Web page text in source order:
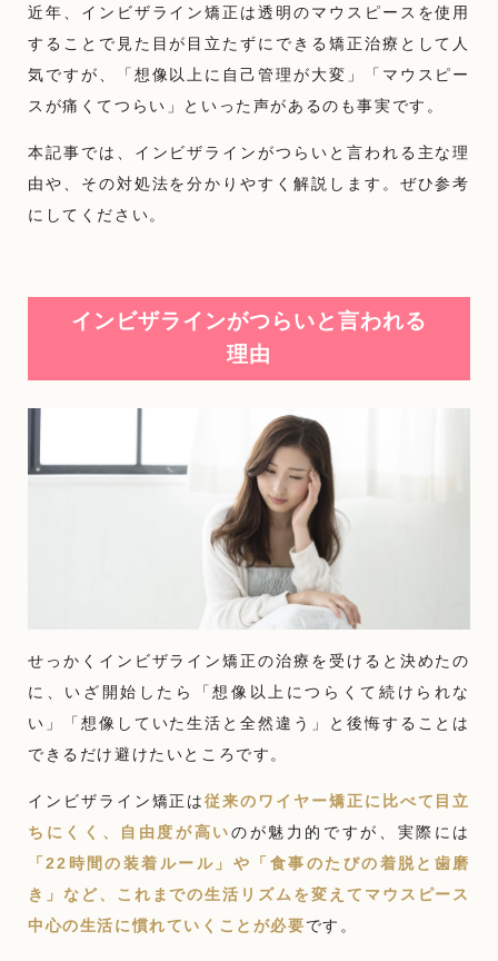
近年、インビザライン矯正は透明のマウスピースを使用
することで見た目が目立たずにできる矯正治療として人
気ですが、「想像以上に自己管理が大変」「マウスピー
スが痛くてつらい」といった声があるのも事実です。
本記事では、インビザラインがつらいと言われる主な理
由や、その対処法を分かりやすく解説します。ぜひ参考
にしてください。
インビザラインがつらいと言われる
理由
せっかくインビザライン矯正の治療を受けると決めたの
に、いざ開始したら「想像以上につらくて続けられな
い」「想像していた生活と全然違う」と後悔することは
できるだけ避けたいところです。
インビザライン矯正は従来のワイヤー矯正に比べて目立
ちにくく、自由度が高いのが魅力的ですが、実際には
「22時間の装着ルール」や「食事のたびの着脱と歯磨
き」など、これまでの生活リズムを変えてマウスピース
中心の生活に慣れていくことが必要です。